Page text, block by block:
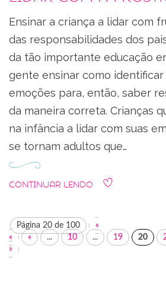
Ensinar a criança a lidar com
das responsabilidades dos
da tão importante educação
gente ensinar como
emoções para, então, saber
da maneira correta. Crianças
na infância a lidar com suas
se tornam adultos que…
Continuar Lendo
Página 20 de 100
«
«
« ... 10 ... 19 20
»